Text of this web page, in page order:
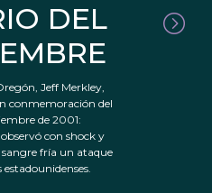
DEL
Jeff Merkley,
conmemoración del
de 2001:
con shock y
fría un ataque